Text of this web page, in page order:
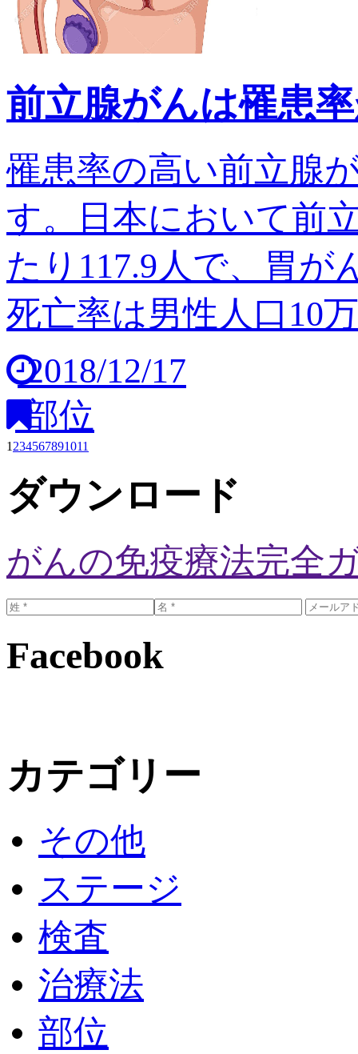
前立腺がんは罹患
罹患率の高い前立腺
す。日本において前
たり117.9人で、胃が
死亡率は男性人口10
2018/12/17
部位
1 234567891011
ダウンロード
がんの免疫療法完全
Facebook
カテゴリー
その他
ステージ
検査
治療法
部位